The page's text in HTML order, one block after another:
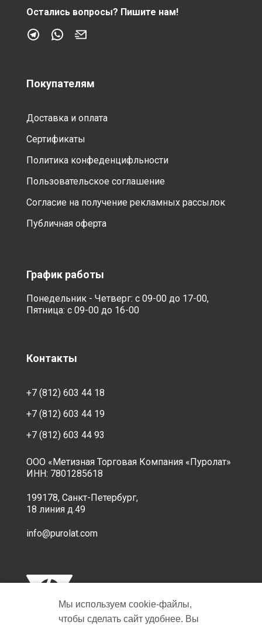
Остались вопросы? Пишите нам!
Покупателям
Доставка и оплата
Сертификаты
Политика конфеденцифльности
Пользовательское соглашение
Согласие на получение рекламных рассылок
Публичная оферта
График работы
Понедельник - Четверг: с 09-00 до 17-00,
Пятница: с 09-00 до 16-00
Контакты
+7 (812) 603 44 18
+7 (812) 603 44 19
+7 (812) 603 44 93
ООО «Метизная Торговая Компания «Пуролат»
ИНН: 7801285618
199178, Санкт-Петербург,
18 линия д.49
info@purolat.com
Мы используем cookie‑файлы,
чтобы сделать сайт удобнее. Вы